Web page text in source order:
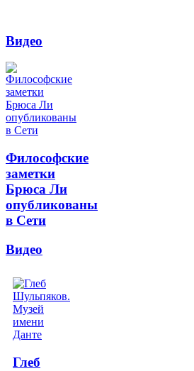
Видео
Философские
заметки
Брюса Ли
опубликованы
в Сети
Видео
Глеб